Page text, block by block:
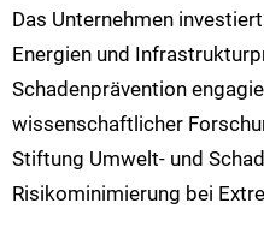
Das Unternehmen
Energien und
Schadenprävention
wissenschaftlicher
Stiftung Umwelt- und
Risikominimierung bei